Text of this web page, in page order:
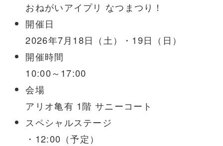
おねがいアイプリ なつまつり！
開催日
2026年7月18日（土）・19日（日）
開催時間
10:00～17:00
会場
アリオ亀有 1階 サニーコート
スペシャルステージ
・12:00（予定）